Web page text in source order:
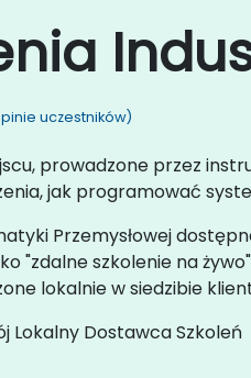
uczestników)
prowadzone przez
jak programować
Przemysłowej
"zdalne szkolenie na
lokalnie w siedzibie
Lokalny Dostawca Szkoleń